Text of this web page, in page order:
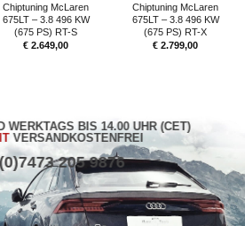
Chiptuning McLaren
675LT – 3.8 496 KW
(675 PS) RT-S
€ 2.649,00
Chiptuning McLaren
675LT – 3.8 496 KW
(675 PS) RT-X
€ 2.799,00
WERKTAGS BIS 14.00 UHR (CET)
VERSANDKOSTENFREI
205 9876